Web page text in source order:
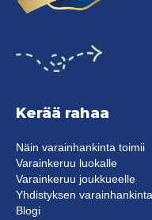
Kerää rahaa
Näin varainhankinta toimii
Varainkeruu luokalle
Varainkeruu joukkueelle
Yhdistyksen varainhankinta
Blogi